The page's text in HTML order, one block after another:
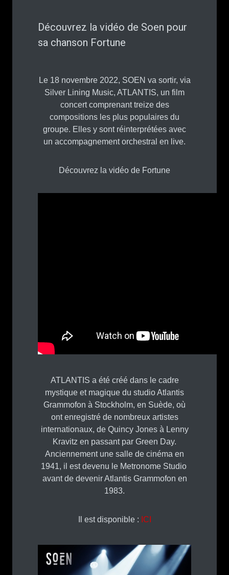
Découvrez la vidéo de Soen pour
sa chanson Fortune
Le 18 novembre 2022, SOEN va sortir, via
Silver Lining Music, ATLANTIS, un film
concert comprenant treize des
compositions les plus populaires du
groupe. Elles y sont réinterprétées avec
un accompagnement orchestral en live.
Découvrez la vidéo de Fortune
ATLANTIS a été créé dans le cadre
mystique et magique du studio Atlantis
Grammofon à Stockholm, en Suède, où
ont enregistré de nombreux artistes
internationaux, de Quincy Jones à Lenny
Kravitz en passant par Green Day.
Anciennement une salle de cinéma en
1941, il est devenu le Metronome Studio
avant de devenir Atlantis Grammofon en
1983.
Il est disponible : ICI